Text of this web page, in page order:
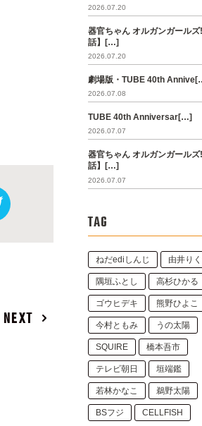
NEXT
2026.07.20
器官ちゃん オルガンガールズ
話】[…]
2026.07.20
劇場版・TUBE 40th
2026.07.08
TUBE 40th Anniversar[…]
2026.07.07
器官ちゃん オルガンガールズ
話】[…]
2026.07.07
TAG
ねだediしんじ 由井り
隅垣ふとし 高杉ひかる
ゴウヒデキ 熊野ひよこ
今村ともみ うの太陽
SQUIRE 橋本吾市
テレビ朝日 垣端鑑
若林かなこ 鵜野太陽
BSフジ CELLFISH